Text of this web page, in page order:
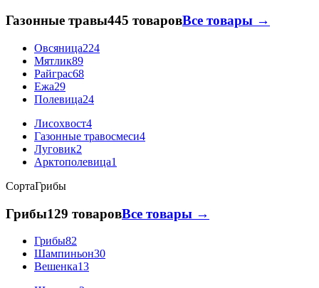
Газонные травы445 товаровВсе товары →
Овсяница224
Мятлик89
Райграс68
Ежа29
Полевица24
Лисохвост4
Газонные травосмеси4
Луговик2
Арктополевица1
СортаГрибы
Грибы129 товаровВсе товары →
Грибы82
Шампиньон30
Вешенка13